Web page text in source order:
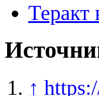
Теракт
↑